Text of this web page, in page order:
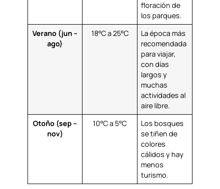
floración de
los parques.
Verano (jun –
ago)
18°C a 25°C
La época más
recomendada
para viajar,
con días
largos y
muchas
actividades al
aire libre.
Otoño (sep –
nov)
10°C a 5°C
Los bosques
se tiñen de
colores
cálidos y hay
menos
turismo.